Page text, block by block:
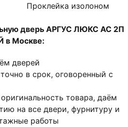
Проклейка изолоном
дверь АРГУС ЛЮКС АС 2П
Москве:
дверей
в срок, оговоренный с
товара, даём
на все двери, фурнитуру и
работы